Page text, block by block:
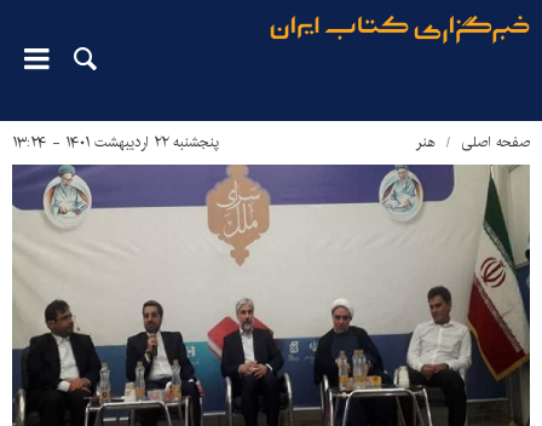
صفحه اصلی هنر پنجشنبه ۲۲ اردیبهشت ۱۴۰۱ - ۱۳:۲۴